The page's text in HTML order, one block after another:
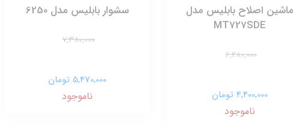
ماشین اصلاح بابلیس مدل
MT727SDE
6,280,000
4,400,000 تومان
ناموجود
سشوار بابلیس مدل 6250
7,380,000
5,470,000 تومان
ناموجود